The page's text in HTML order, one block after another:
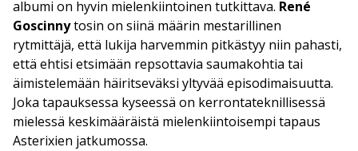
albumi on hyvin mielenkiintoinen tutkittava. René
Goscinnytosin on siinä määrin mestarillinen
rytmittäjä, että lukija harvemmin pitkästyy niin pahasti,
että ehtisi etsimään repsottavia saumakohtia tai
äimistelemään häiritseväksi yltyvää episodimaisuutta.
Joka tapauksessa kyseessä on kerrontateknillisessä
mielessä keskimääräistä mielenkiintoisempi tapaus
Asterixien jatkumossa.